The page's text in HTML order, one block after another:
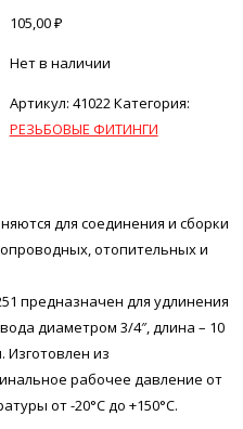
105,00₽
Нет в наличии
Артикул: 41022Категория:
РЕЗЬБОВЫЕ ФИТИНГИ
для соединения и сборки
отопительных и
предназначен для удлинения
диаметром 3/4″, длина – 10
из
рабочее давление от
от -20°C до +150°C.